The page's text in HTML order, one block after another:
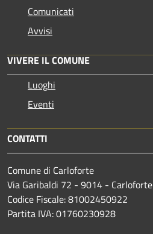
Comunicati
Avvisi
VIVERE IL COMUNE
Luoghi
Eventi
CONTATTI
Comune di Carloforte
Via Garibaldi 72 - 9014 - Carloforte
Codice Fiscale: 81002450922
Partita IVA: 01760230928